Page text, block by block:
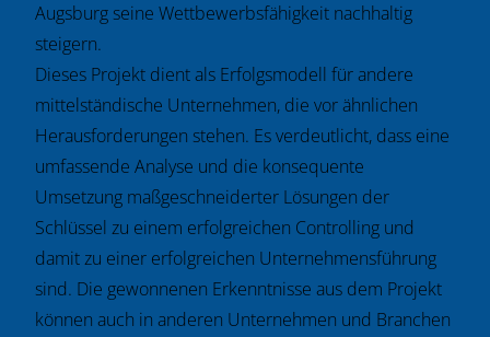
Augsburg seine Wettbewerbsfähigkeit nachhaltig
steigern.
Dieses Projekt dient als Erfolgsmodell für andere
mittelständische Unternehmen, die vor ähnlichen
Herausforderungen stehen. Es verdeutlicht, dass eine
umfassende Analyse und die konsequente
Umsetzung maßgeschneiderter Lösungen der
Schlüssel zu einem erfolgreichen Controlling und
damit zu einer erfolgreichen Unternehmensführung
sind. Die gewonnenen Erkenntnisse aus dem Projekt
können auch in anderen Unternehmen und Branchen